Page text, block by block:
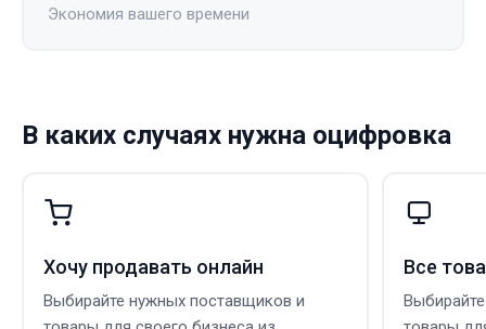
Экономия вашего времени
В каких случаях нужна оцифровка
Хочу продавать онлайн
Выбирайте нужных поставщиков и
Все